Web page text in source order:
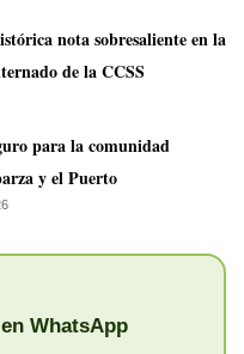
nota sobresaliente en la
de la CCSS
para la comunidad
y el Puerto
WhatsApp